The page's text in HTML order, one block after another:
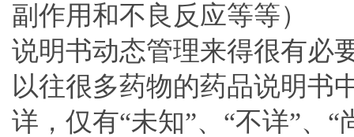
副作用和不良反应等等）
说明书动态管理来得很有必
以往很多药物的药品说明书
详，仅有“未知”、“不详”、